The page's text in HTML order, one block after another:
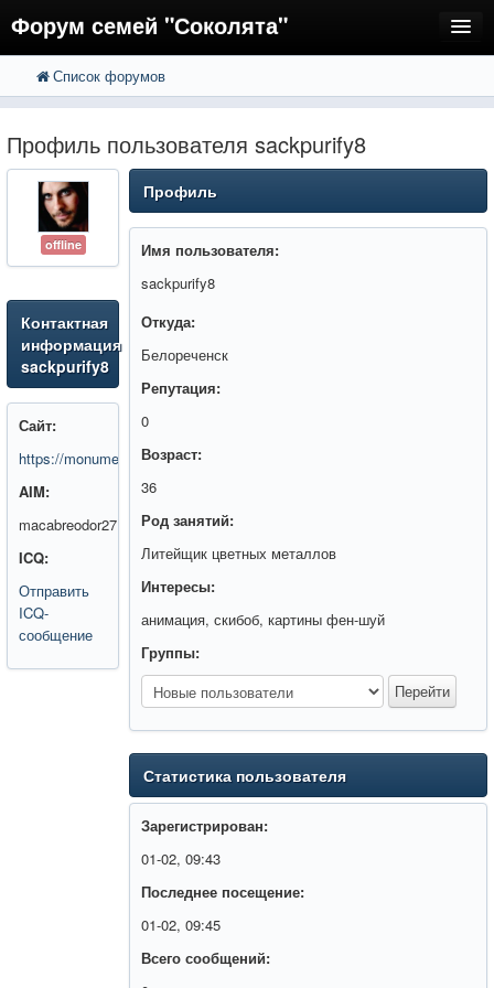
Форум семей "Соколята"
FAQ
Регистрация
Вход
Список форумов
Профиль пользователя sackpurify8
offline
Контактная
информация
sackpurify8
Сайт:
https://monument123.ru/
AIM:
macabreodor27
ICQ:
Отправить
ICQ-
сообщение
Профиль
Имя пользователя:
sackpurify8
Откуда:
Белореченск
Репутация:
0
Возраст:
36
Род занятий:
Литейщик цветных металлов
Интересы:
анимация, скибоб, картины фен-шуй
Группы:
Статистика пользователя
Зарегистрирован:
01-02, 09:43
Последнее посещение:
01-02, 09:45
Всего сообщений: